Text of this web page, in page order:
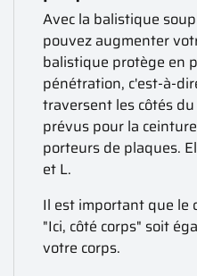
Avec la balistique
pouvez augmenter
balistique protège en
pénétration, c'est-à-
traversent les côtés
prévus pour la
porteurs de plaques.
et L.
Il est important que le
"Ici, côté corps" soit
votre corps.